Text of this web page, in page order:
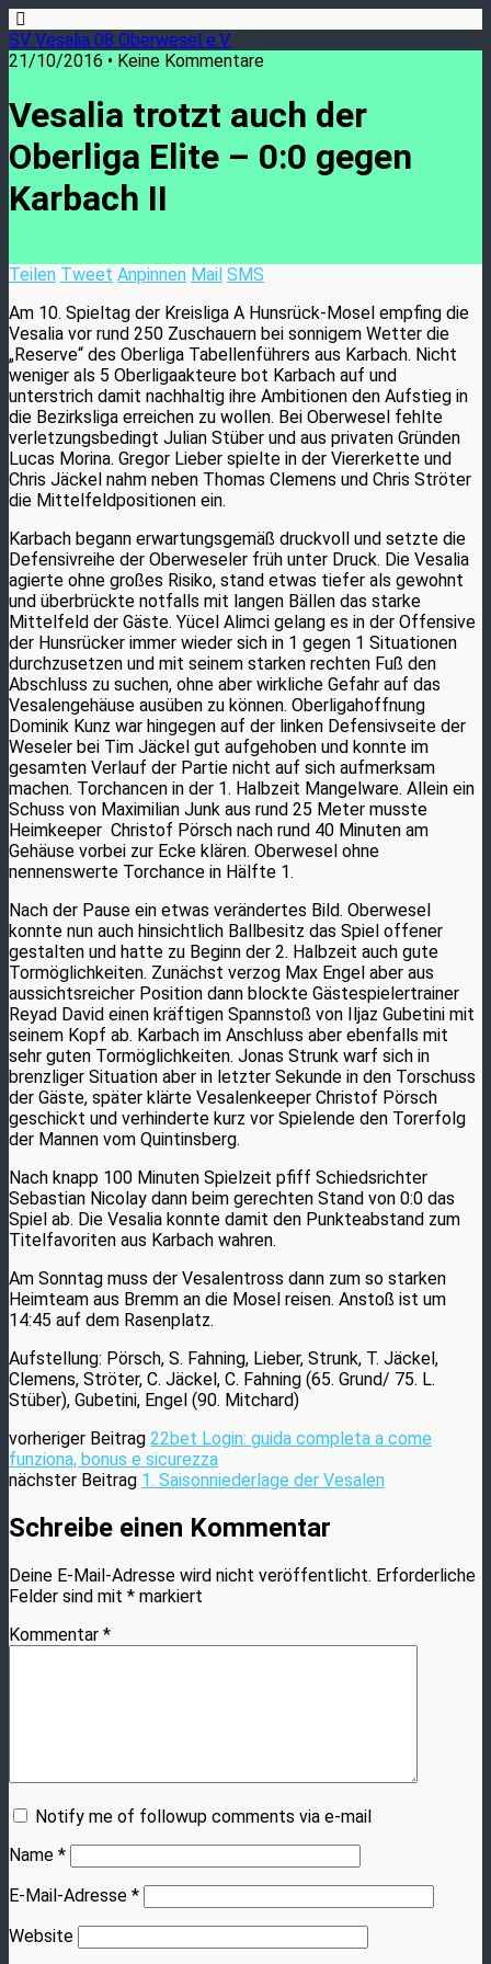
SV Vesalia 08 Oberwesel e.V.
21/10/2016 • Keine Kommentare
Vesalia trotzt auch der
Oberliga Elite – 0:0 gegen
Karbach II
Teilen Tweet Anpinnen Mail SMS
Am 10. Spieltag der Kreisliga A Hunsrück-Mosel empfing die
Vesalia vor rund 250 Zuschauern bei sonnigem Wetter die
„Reserve“ des Oberliga Tabellenführers aus Karbach. Nicht
weniger als 5 Oberligaakteure bot Karbach auf und
unterstrich damit nachhaltig ihre Ambitionen den Aufstieg in
die Bezirksliga erreichen zu wollen. Bei Oberwesel fehlte
verletzungsbedingt Julian Stüber und aus privaten Gründen
Lucas Morina. Gregor Lieber spielte in der Viererkette und
Chris Jäckel nahm neben Thomas Clemens und Chris Ströter
die Mittelfeldpositionen ein.
Karbach begann erwartungsgemäß druckvoll und setzte die
Defensivreihe der Oberweseler früh unter Druck. Die Vesalia
agierte ohne großes Risiko, stand etwas tiefer als gewohnt
und überbrückte notfalls mit langen Bällen das starke
Mittelfeld der Gäste. Yücel Alimci gelang es in der Offensive
der Hunsrücker immer wieder sich in 1 gegen 1 Situationen
durchzusetzen und mit seinem starken rechten Fuß den
Abschluss zu suchen, ohne aber wirkliche Gefahr auf das
Vesalengehäuse ausüben zu können. Oberligahoffnung
Dominik Kunz war hingegen auf der linken Defensivseite der
Weseler bei Tim Jäckel gut aufgehoben und konnte im
gesamten Verlauf der Partie nicht auf sich aufmerksam
machen. Torchancen in der 1. Halbzeit Mangelware. Allein ein
Schuss von Maximilian Junk aus rund 25 Meter musste
Heimkeeper Christof Pörsch nach rund 40 Minuten am
Gehäuse vorbei zur Ecke klären. Oberwesel ohne
nennenswerte Torchance in Hälfte 1.
Nach der Pause ein etwas verändertes Bild. Oberwesel
konnte nun auch hinsichtlich Ballbesitz das Spiel offener
gestalten und hatte zu Beginn der 2. Halbzeit auch gute
Tormöglichkeiten. Zunächst verzog Max Engel aber aus
aussichtsreicher Position dann blockte Gästespielertrainer
Reyad David einen kräftigen Spannstoß von Iljaz Gubetini mit
seinem Kopf ab. Karbach im Anschluss aber ebenfalls mit
sehr guten Tormöglichkeiten. Jonas Strunk warf sich in
brenzliger Situation aber in letzter Sekunde in den Torschuss
der Gäste, später klärte Vesalenkeeper Christof Pörsch
geschickt und verhinderte kurz vor Spielende den Torerfolg
der Mannen vom Quintinsberg.
Nach knapp 100 Minuten Spielzeit pfiff Schiedsrichter
Sebastian Nicolay dann beim gerechten Stand von 0:0 das
Spiel ab. Die Vesalia konnte damit den Punkteabstand zum
Titelfavoriten aus Karbach wahren.
Am Sonntag muss der Vesalentross dann zum so starken
Heimteam aus Bremm an die Mosel reisen. Anstoß ist um
14:45 auf dem Rasenplatz.
Aufstellung: Pörsch, S. Fahning, Lieber, Strunk, T. Jäckel,
Clemens, Ströter, C. Jäckel, C. Fahning (65. Grund/ 75. L.
Stüber), Gubetini, Engel (90. Mitchard)
vorheriger Beitrag 22bet Login: guida completa a come
funziona, bonus e sicurezza
nächster Beitrag 1. Saisonniederlage der Vesalen
Schreibe einen Kommentar
Deine E-Mail-Adresse wird nicht veröffentlicht. Erforderliche
Felder sind mit * markiert
Kommentar *
Notify me of followup comments via e-mail
Name *
E-Mail-Adresse *
Website